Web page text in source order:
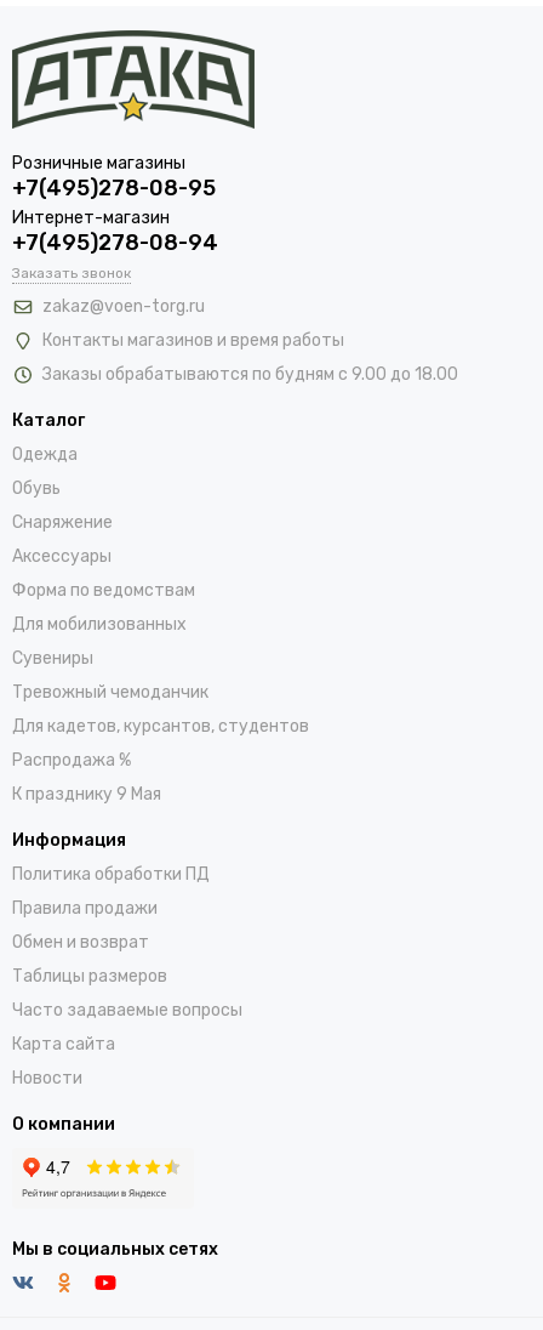
Розничные магазины
+7(495)278-08-95
Интернет-магазин
+7(495)278-08-94
Заказать звонок
zakaz@voen-torg.ru
Контакты магазинов и время работы
Заказы обрабатываются по будням с 9.00 до 18.00
Каталог
Одежда
Обувь
Снаряжение
Аксессуары
Форма по ведомствам
Для мобилизованных
Сувениры
Тревожный чемоданчик
Для кадетов, курсантов, студентов
Распродажа %
К празднику 9 Мая
Информация
Политика обработки ПД
Правила продажи
Обмен и возврат
Таблицы размеров
Часто задаваемые вопросы
Карта сайта
Новости
О компании
Мы в социальных сетях